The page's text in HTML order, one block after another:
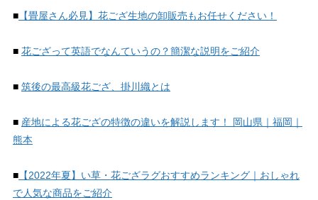
■ 【畳屋さん必見】花ござ生地の卸販売もお任せください！
■ 花ござって英語でなんていうの？簡潔な説明をご紹介
■ 筑後の最高級花ござ、掛川織とは
■ 産地による花ござの特徴の違いを解説します！ 岡山県｜福岡｜
熊本
■ 【2022年夏】い草・花ござラグおすすめランキング｜おしゃれ
で人気な商品をご紹介